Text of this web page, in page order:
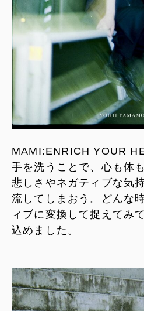
MAMI:ENRICH YOUR
手を洗うことで、心も体
悲しさやネガティブな気
流してしまおう。どんな
ィブに変換して捉えてみ
込めました。